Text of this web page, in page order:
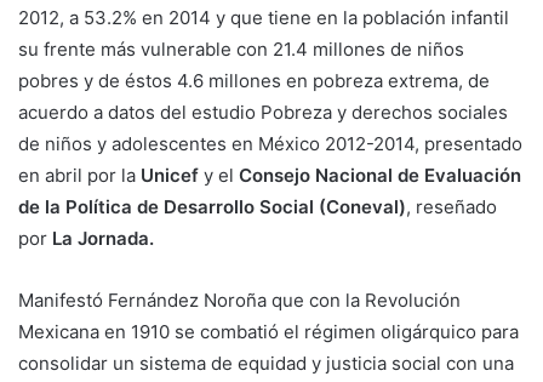
2012, a 53.2% en 2014 y que tiene en la población infantil
su frente más vulnerable con 21.4 millones de niños
pobres y de éstos 4.6 millones en pobreza extrema, de
acuerdo a datos del estudio Pobreza y derechos sociales
de niños y adolescentes en México 2012-2014, presentado
en abril por la Unicef y el Consejo Nacional de Evaluación
de la Política de Desarrollo Social (Coneval), reseñado
por La Jornada.
Manifestó Fernández Noroña que con la Revolución
Mexicana en 1910 se combatió el régimen oligárquico para
consolidar un sistema de equidad y justicia social con una